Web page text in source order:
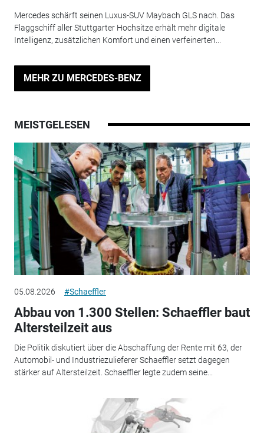
Mercedes schärft seinen Luxus-SUV Maybach GLS nach. Das
Flaggschiff aller Stuttgarter Hochsitze erhält mehr digitale
Intelligenz, zusätzlichen Komfort und einen verfeinerten...
MEHR ZU MERCEDES-BENZ
MEISTGELESEN
05.08.2026 #Schaeffler
Abbau von 1.300 Stellen: Schaeffler baut
Altersteilzeit aus
Die Politik diskutiert über die Abschaffung der Rente mit 63, der
Automobil- und Industriezulieferer Schaeffler setzt dagegen
stärker auf Altersteilzeit. Schaeffler legte zudem seine...